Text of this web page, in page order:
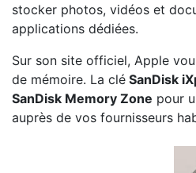
stocker photos, vidéos et
applications dédiées.
Sur son site officiel, Apple
de mémoire. La clé SanDisk
SanDisk Memory Zone pour
auprès de vos fournisseurs